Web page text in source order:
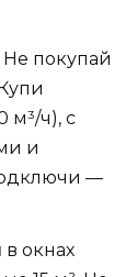
Не покупай
м³/ч), с
и
—
в окнах